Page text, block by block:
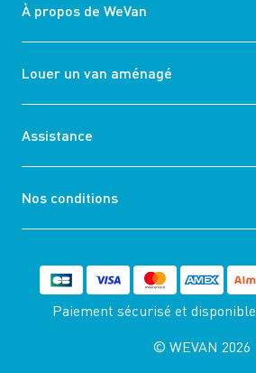
À propos de WeVan
Louer un van aménagé
Assistance
Nos conditions
Paiement sécurisé et disponible
© WEVAN 2026